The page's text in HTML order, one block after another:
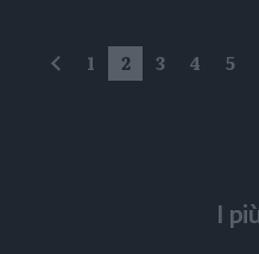
precedente
1 2 3 4 5
I